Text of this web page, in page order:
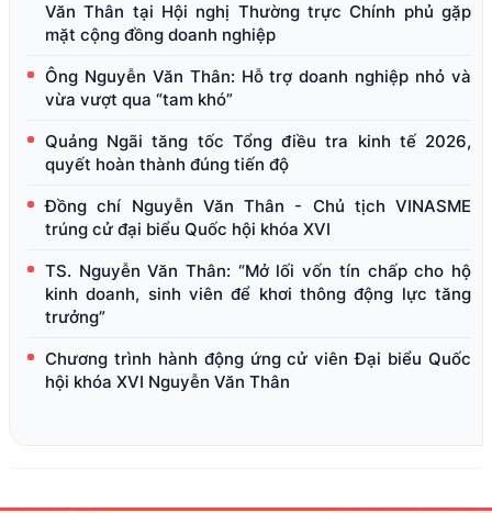
Văn Thân tại Hội nghị Thường trực Chính phủ gặp
mặt cộng đồng doanh nghiệp
Ông Nguyễn Văn Thân: Hỗ trợ doanh nghiệp nhỏ và
vừa vượt qua “tam khó”
Quảng Ngãi tăng tốc Tổng điều tra kinh tế 2026,
quyết hoàn thành đúng tiến độ
Đồng chí Nguyễn Văn Thân - Chủ tịch VINASME
trúng cử đại biểu Quốc hội khóa XVI
TS. Nguyễn Văn Thân: “Mở lối vốn tín chấp cho hộ
kinh doanh, sinh viên để khơi thông động lực tăng
trưởng”
Chương trình hành động ứng cử viên Đại biểu Quốc
hội khóa XVI Nguyễn Văn Thân